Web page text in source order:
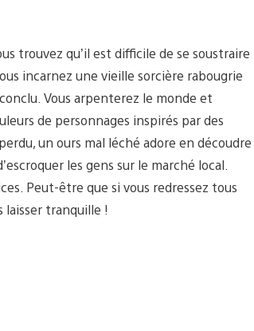
trouvez qu’il est difficile de se soustraire
incarnez une vieille sorcière rabougrie
Vous arpenterez le monde et
de personnages inspirés par des
un ours mal léché adore en découdre
les gens sur le marché local.
Peut-être que si vous redressez tous
laisser tranquille !